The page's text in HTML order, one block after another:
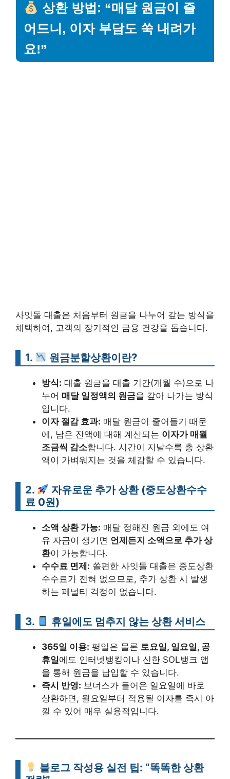
상환 방법: “매달 원금이 줄
어드니, 이자 부담도 쑥 내려가
요!”
사잇돌 대출은 처음부터 원금을 나누어 갚는 방식을
채택하여, 고객의 장기적인 금융 건강을 돕습니다.
1. 원금분할상환이란?
방식: 대출 원금을 대출 기간(개월 수)으로 나
누어 매달 일정액의 원금을 갚아 나가는 방식
입니다.
이자 절감 효과: 매달 원금이 줄어들기 때문
에, 남은 잔액에 대해 계산되는 이자가 매월
조금씩 감소합니다. 시간이 지날수록 총 상환
액이 가벼워지는 것을 체감할 수 있습니다.
2.
자유로운 추가 상환 (중도상환수수
료 0원)
소액 상환 가능: 매달 정해진 원금 외에도 여
유 자금이 생기면 언제든지 소액으로 추가 상
환이 가능합니다.
수수료 면제: 쏠편한 사잇돌 대출은 중도상환
수수료가 전혀 없으므로, 추가 상환 시 발생
하는 페널티 걱정이 없습니다.
3. 휴일에도 멈추지 않는 상환 서비스
365일 이용: 평일은 물론 토요일, 일요일, 공
휴일에도 인터넷뱅킹이나 신한 SOL뱅크 앱
을 통해 원금을 납입할 수 있습니다.
즉시 반영: 보너스가 들어온 일요일에 바로
상환하면, 월요일부터 적용될 이자를 즉시 아
낄 수 있어 매우 실용적입니다.
블로그 작성용 실전 팁: “똑똑한 상환